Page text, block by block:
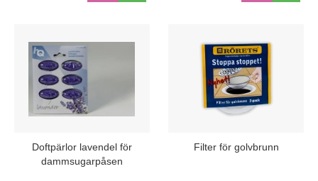
Doftpärlor lavendel för
dammsugarpåsen
Filter för golvbrunn